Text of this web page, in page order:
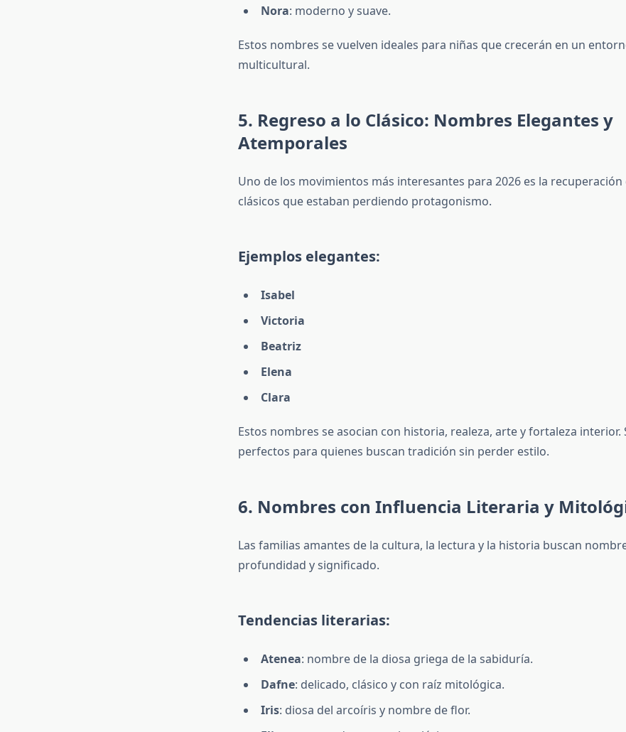
Nora: moderno y suave.
Estos nombres se vuelven ideales para niñas que crecerán en un
multicultural.
5. Regreso a lo Clásico: Nombres Elegantes y
Atemporales
Uno de los movimientos más interesantes para 2026 es la
clásicos que estaban perdiendo protagonismo.
Ejemplos elegantes:
Isabel
Victoria
Beatriz
Elena
Clara
Estos nombres se asocian con historia, realeza, arte y fortaleza interior.
perfectos para quienes buscan tradición sin perder estilo.
6. Nombres con Influencia Literaria y
Las familias amantes de la cultura, la lectura y la historia buscan
profundidad y significado.
Tendencias literarias:
Atenea: nombre de la diosa griega de la sabiduría.
Dafne: delicado, clásico y con raíz mitológica.
Iris: diosa del arcoíris y nombre de flor.